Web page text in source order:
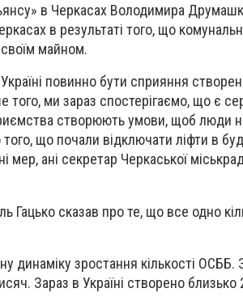
в Черкасах Володимира
в результаті того, що
майном.
повинно бути сприяння
того, ми зараз спостерігаємо, що є
створюють умови, щоб люди
що почали відключати ліфти в
ані секретар Черкаської
Гацько сказав про те, що все одно
динаміку зростання кількості ОСББ.
Зараз в Україні створено